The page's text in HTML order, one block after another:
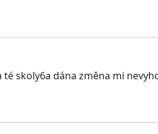
skoly6a dána změna mi